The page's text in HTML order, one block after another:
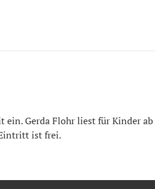
ein. Gerda Flohr liest für Kinder ab
ist frei.